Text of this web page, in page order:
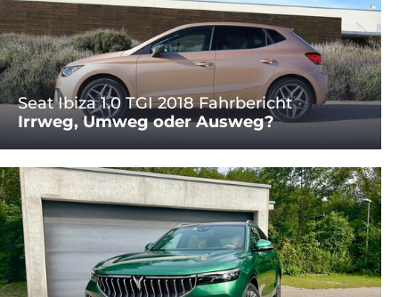
Seat Ibiza 1.0 TGI 2018 Fahrbericht
Irrweg, Umweg oder Ausweg?